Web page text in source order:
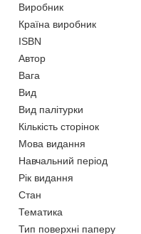
Виробник
Країна виробник
ISBN
Автор
Вага
Вид
Вид палітурки
Кількість сторінок
Мова видання
Навчальний період
Рік видання
Стан
Тематика
Тип поверхні паперу